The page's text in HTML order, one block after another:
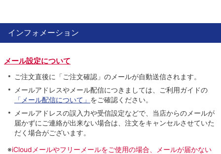
インフォメーション
メール設定について
ご注文直後に「ご注文確認」のメールが自動送信されます。
メールアドレスやメール配信につきましては、ご利用ガイドの
「メール配信について」 をご確認ください。
メールアドレスの誤入力や受信設定などで、当店からのメールが
届かずにご連絡が出来ない場合は、注文をキャンセルさせていた
だく場合がございます。
※iCloudメールやフリーメールをご使用の場合、メールが届かない